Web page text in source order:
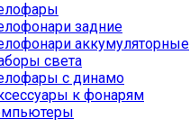
задние
аккумуляторные
света
с динамо
к фонарям